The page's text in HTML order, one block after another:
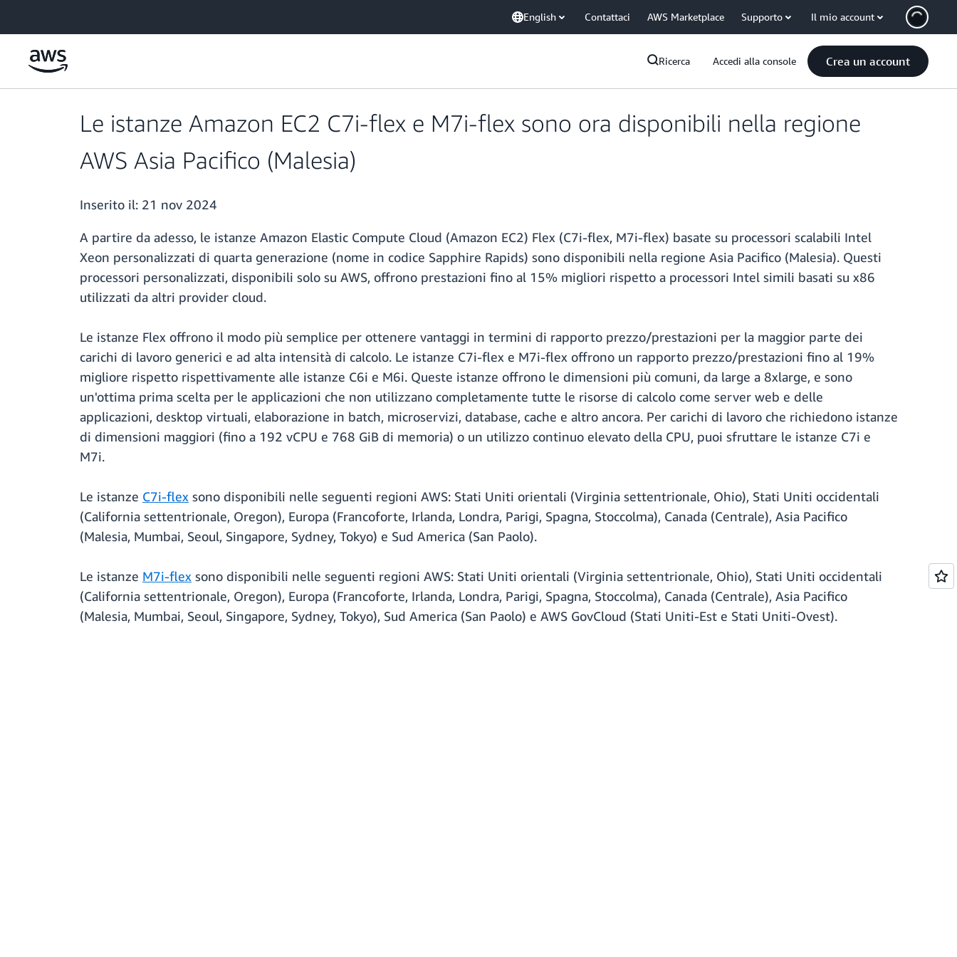
English Contattaci AWS Marketplace Supporto Il mio account
Ricerca Accedi alla console Crea un account
Le istanze Amazon EC2 C7i-flex e M7i-flex sono ora disponibili nella regione
AWS Asia Pacifico (Malesia)
Inserito il: 21 nov 2024
A partire da adesso, le istanze Amazon Elastic Compute Cloud (Amazon EC2) Flex (C7i-flex, M7i-flex) basate su processori scalabili Intel
Xeon personalizzati di quarta generazione (nome in codice Sapphire Rapids) sono disponibili nella regione Asia Pacifico (Malesia). Questi
processori personalizzati, disponibili solo su AWS, offrono prestazioni fino al 15% migliori rispetto a processori Intel simili basati su x86
utilizzati da altri provider cloud.
Le istanze Flex offrono il modo più semplice per ottenere vantaggi in termini di rapporto prezzo/prestazioni per la maggior parte dei
carichi di lavoro generici e ad alta intensità di calcolo. Le istanze C7i-flex e M7i-flex offrono un rapporto prezzo/prestazioni fino al 19%
migliore rispetto rispettivamente alle istanze C6i e M6i. Queste istanze offrono le dimensioni più comuni, da large a 8xlarge, e sono
un'ottima prima scelta per le applicazioni che non utilizzano completamente tutte le risorse di calcolo come server web e delle
applicazioni, desktop virtuali, elaborazione in batch, microservizi, database, cache e altro ancora. Per carichi di lavoro che richiedono istanze
di dimensioni maggiori (fino a 192 vCPU e 768 GiB di memoria) o un utilizzo continuo elevato della CPU, puoi sfruttare le istanze C7i e
M7i.
Le istanze C7i-flex sono disponibili nelle seguenti regioni AWS: Stati Uniti orientali (Virginia settentrionale, Ohio), Stati Uniti occidentali
(California settentrionale, Oregon), Europa (Francoforte, Irlanda, Londra, Parigi, Spagna, Stoccolma), Canada (Centrale), Asia Pacifico
(Malesia, Mumbai, Seoul, Singapore, Sydney, Tokyo) e Sud America (San Paolo).
Le istanze M7i-flex sono disponibili nelle seguenti regioni AWS: Stati Uniti orientali (Virginia settentrionale, Ohio), Stati Uniti occidentali
(California settentrionale, Oregon), Europa (Francoforte, Irlanda, Londra, Parigi, Spagna, Stoccolma), Canada (Centrale), Asia Pacifico
(Malesia, Mumbai, Seoul, Singapore, Sydney, Tokyo), Sud America (San Paolo) e AWS GovCloud (Stati Uniti-Est e Stati Uniti-Ovest).